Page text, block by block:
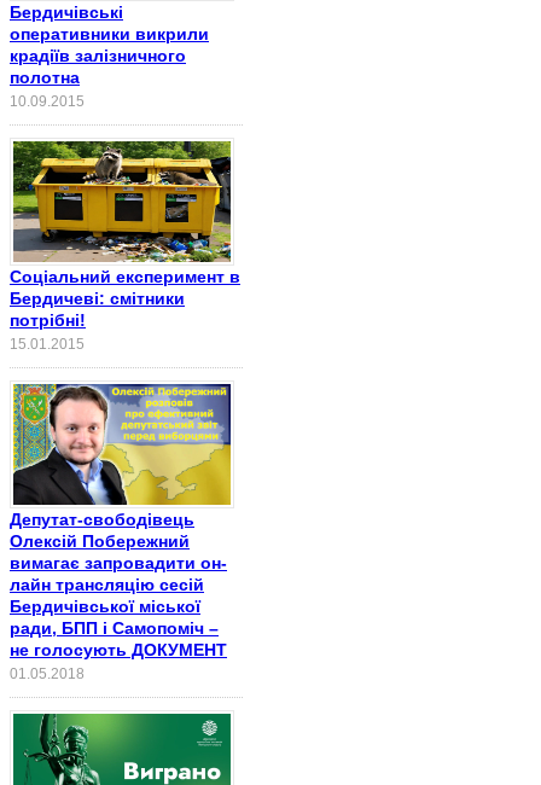
Бердичівські
оперативники викрили
крадіїв залізничного
полотна
10.09.2015
Соціальний експеримент в
Бердичеві: смітники
потрібні!
15.01.2015
Депутат-свободівець
Олексій Побережний
вимагає запровадити он-
лайн трансляцію сесій
Бердичівської міської
ради, БПП і Самопоміч –
не голосують ДОКУМЕНТ
01.05.2018